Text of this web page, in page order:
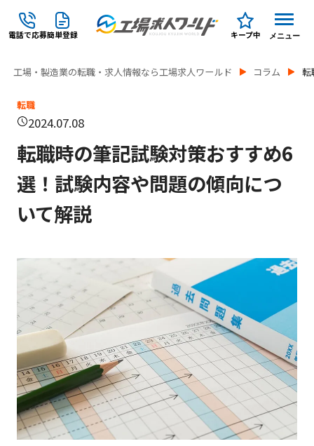
電話で応募簡単登録 キープ中 メニュー
工場・製造業の転職・求人情報なら工場求人ワールド コラム 転
転職
2024.07.08
転職時の筆記試験対策おすすめ6
選！試験内容や問題の傾向につ
いて解説